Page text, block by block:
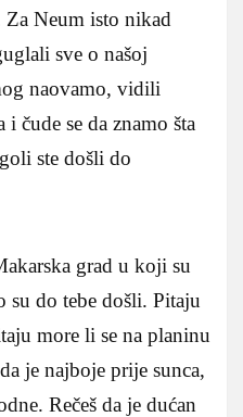
Za Neum isto nikad
sve o našoj
naovamo, vidili
čude se da znamo šta
ste došli do
grad u koji su
do tebe došli. Pitaju
more li se na planinu
je najboje prije sunca,
Rečeš da je dućan